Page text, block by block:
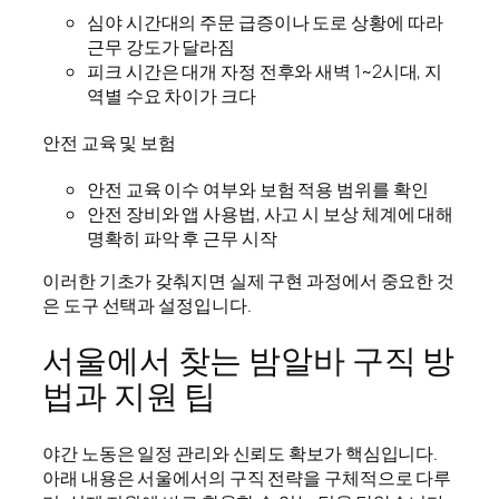
심야 시간대의 주문 급증이나 도로 상황에 따라
근무 강도가 달라짐
피크 시간은 대개 자정 전후와 새벽 1~2시대, 지
역별 수요 차이가 크다
안전 교육 및 보험
안전 교육 이수 여부와 보험 적용 범위를 확인
안전 장비와 앱 사용법, 사고 시 보상 체계에 대해
명확히 파악 후 근무 시작
이러한 기초가 갖춰지면 실제 구현 과정에서 중요한 것
은 도구 선택과 설정입니다.
서울에서 찾는 밤알바 구직 방
법과 지원 팁
야간 노동은 일정 관리와 신뢰도 확보가 핵심입니다.
아래 내용은 서울에서의 구직 전략을 구체적으로 다루